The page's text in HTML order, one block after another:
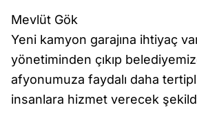
Mevlüt Gök
Yeni kamyon garajına ihtiyaç
yönetiminden çıkıp
afyonumuza faydalı daha
insanlara hizmet verecek